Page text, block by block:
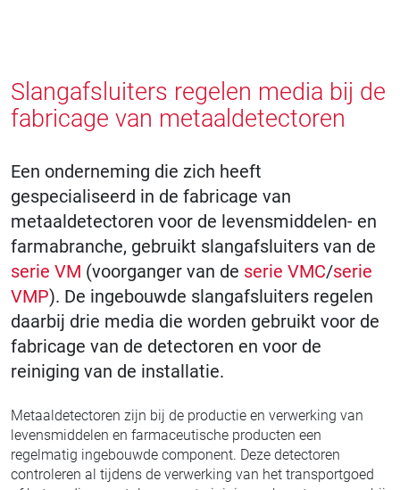
Slangafsluiters regelen media bij de
fabricage van metaaldetectoren
Een onderneming die zich heeft
gespecialiseerd in de fabricage van
metaaldetectoren voor de levensmiddelen- en
farmabranche, gebruikt slangafsluiters van de
serie VM (voorganger van de serie VMC/serie
VMP). De ingebouwde slangafsluiters regelen
daarbij drie media die worden gebruikt voor de
fabricage van de detectoren en voor de
reiniging van de installatie.
Metaaldetectoren zijn bij de productie en verwerking van
levensmiddelen en farmaceutische producten een
regelmatig ingebouwde component. Deze detectoren
controleren al tijdens de verwerking van het transportgoed